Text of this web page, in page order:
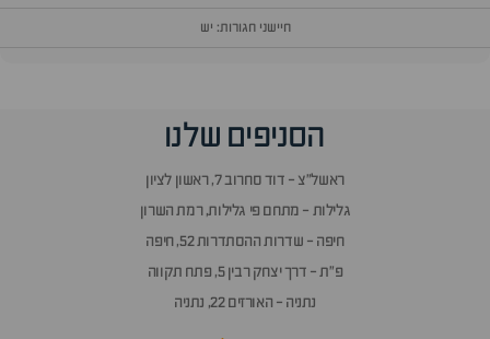
חיישני חגורות: יש
הסניפים שלנו
ראשל״צ - דוד סחרוב 7, ראשון לציון
גלילות - מתחם פי גלילות, רמת השרון
חיפה - שדרות ההסתדרות 52, חיפה
פ״ת - דרך יצחק רבין 5, פתח תקווה
נתניה - האורזים 22, נתניה